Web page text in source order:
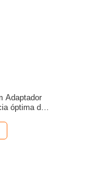
Adaptador
óptima de